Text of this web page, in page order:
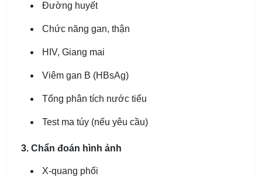
Đường huyết
Chức năng gan, thận
HIV, Giang mai
Viêm gan B (HBsAg)
Tổng phân tích nước tiểu
Test ma túy (nếu yêu cầu)
3. Chẩn đoán hình ảnh
X-quang phổi